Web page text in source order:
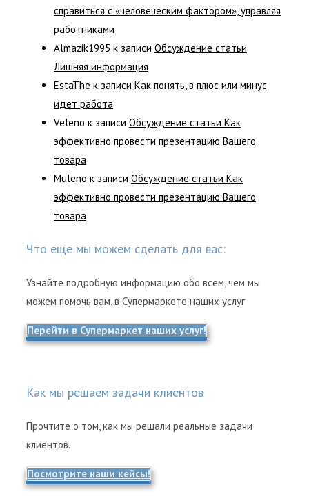
справиться с «человеческим фактором», управляя
работниками
Almazik1995 к записи Обсуждение статьи
Лишняя информация
EstaThe к записи Как понять, в плюс или минус
идет работа
Veleno к записи Обсуждение статьи Как
эффективно провести презентацию Вашего
товара
Muleno к записи Обсуждение статьи Как
эффективно провести презентацию Вашего
товара
Что еще мы можем сделать для вас:
Узнайте подробную информацию обо всем, чем мы
можем помочь вам, в Супермаркете наших услуг
Перейти в Супермаркет наших услуг!
Как мы решаем задачи клиентов
Прочтите о том, как мы решали реальные задачи
клиентов.
Посмотрите наши кейсы!